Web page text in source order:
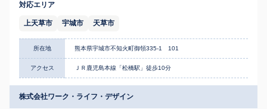
対応エリア
上天草市 宇城市 天草市
所在地 熊本県宇城市不知火町御領335-1 101
アクセス ＪＲ鹿児島本線「松橋駅」徒歩10分
株式会社ワーク・ライフ・デザイン